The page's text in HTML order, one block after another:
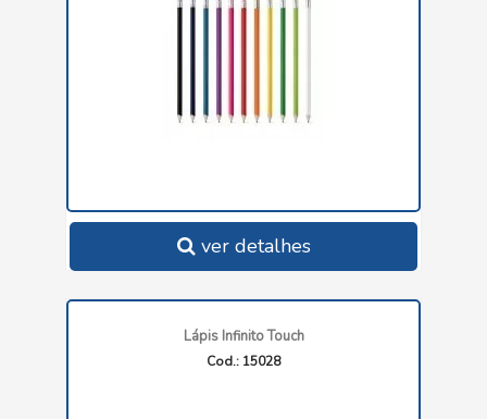
ver detalhes
Lápis Infinito Touch
Cod.: 15028